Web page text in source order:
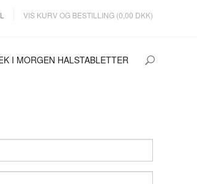
VIS KURV OG BESTILLING (0,00 DKK)
I MORGEN HALSTABLETTER